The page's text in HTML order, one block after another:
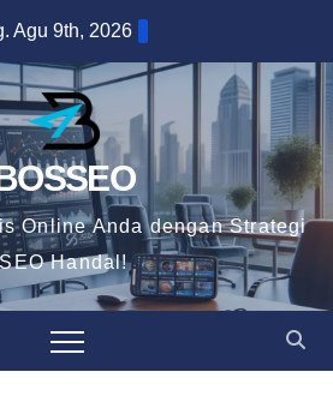
Agu 9th, 2026
Online Anda dengan Strategi
SEO Handal!